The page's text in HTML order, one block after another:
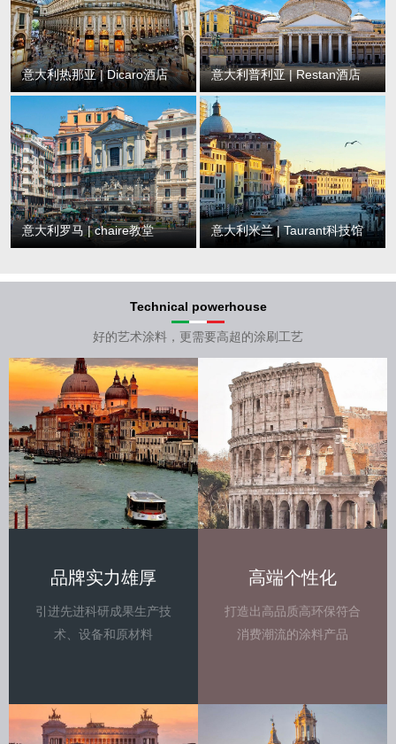
意大利热那亚 | Dicaro酒店 意大利普利亚 | Restan酒店
意大利罗马 | chaire教堂 意大利米兰 | Taurant科技馆
Technical powerhouse
好的艺术涂料，更需要高超的涂刷工艺
品牌实力雄厚
引进先进科研成果生产技
术、设备和原材料
高端个性化
打造出高品质高环保符合
消费潮流的涂料产品